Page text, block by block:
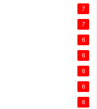
7
7
6
6
6
6
6